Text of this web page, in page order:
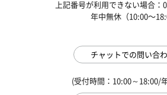
上記番号が利用できない場合：
年中無休（10:00〜
チャットでの問い合
(受付時間：10:00～18:00/